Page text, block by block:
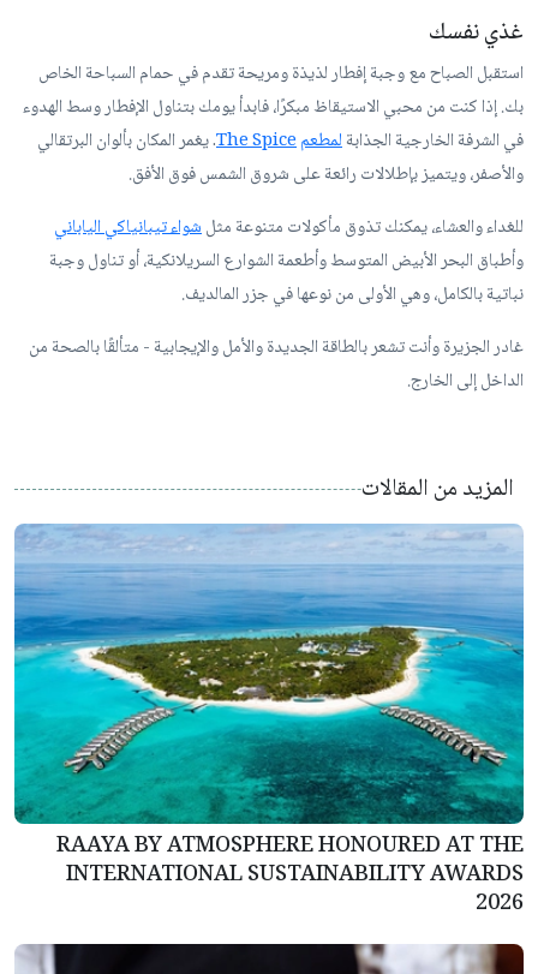
غذي نفسك
استقبل الصباح مع وجبة إفطار لذيذة ومريحة تقدم في حمام السباحة الخاص
بك. إذا كنت من محبي الاستيقاظ مبكرًا، فابدأ يومك بتناول الإفطار وسط الهدوء
في الشرفة الخارجية الجذابةلمطعمThe Spice. يغمر المكان بألوان البرتقالي
والأصفر، ويتميز بإطلالات رائعة على شروق الشمس فوق الأفق.
للغداء والعشاء، يمكنك تذوق مأكولات متنوعة مثلشواء تيبانياكي الياباني
وأطباق البحر الأبيض المتوسط وأطعمة الشوارع السريلانكية، أو تناول وجبة
نباتية بالكامل، وهي الأولى من نوعها في جزر المالديف.
غادر الجزيرة وأنت تشعر بالطاقة الجديدة والأمل والإيجابية - متألقًا بالصحة من
الداخل إلى الخارج.
المزيد من المقالات
RAAYA BY ATMOSPHERE HONOURED AT THE
INTERNATIONAL SUSTAINABILITY AWARDS
2026